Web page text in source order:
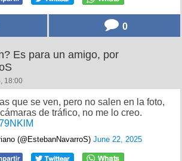
0
Es para un amigo, por
18:00
que se ven, pero no salen en la foto,
de tráfico, no me lo creo.
(@EstebanNavarroS) June 22, 2025